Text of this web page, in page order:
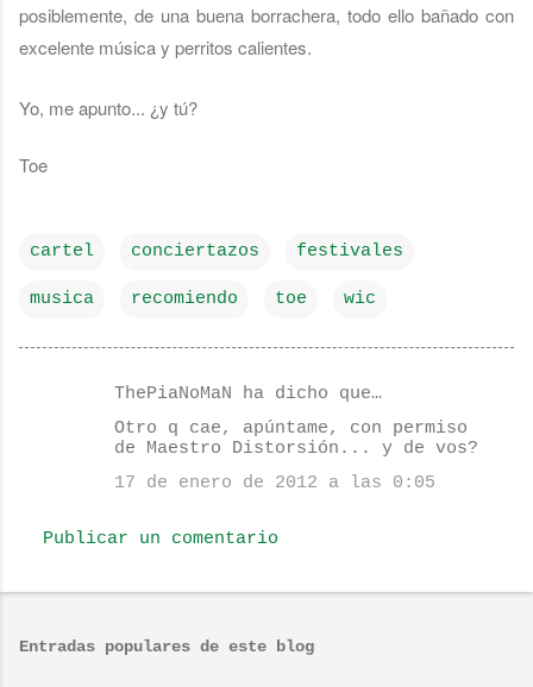
posiblemente, de una buena borrachera, todo ello bañado con
excelente música y perritos calientes.
Yo, me apunto... ¿y tú?
Toe
cartel conciertazos festivales
musica recomiendo toe wic
n
r
ThePiaNoMaN ha dicho que…
Otro q cae, apúntame, con permiso
de Maestro Distorsión... y de vos?
17 de enero de 2012 a las 0:05
Publicar un comentario
Entradas populares de este blog